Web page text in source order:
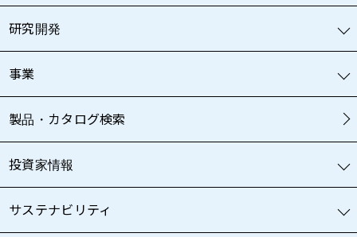
研究開発
事業
製品・カタログ検索
投資家情報
サステナビリティ